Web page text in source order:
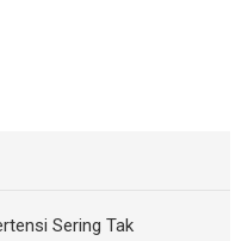
Sering Tak